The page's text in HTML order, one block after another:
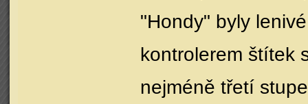
"Hondy" byly
kontrolerem štítek
nejméně třetí